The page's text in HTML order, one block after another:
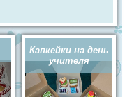
Капкейки на день
учителя